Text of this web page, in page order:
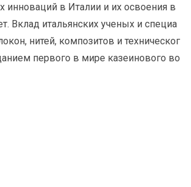
инноваций в Италии и их освоения в
Вклад итальянских ученых и специа
нитей, композитов и техническог
первого в мире казеинового во